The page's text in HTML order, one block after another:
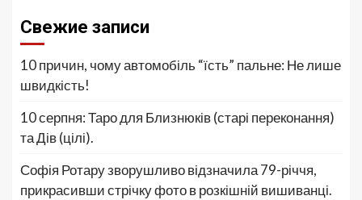
Свежие записи
10 причин, чому автомобіль “їсть” пальне: Не лише
швидкість!
10 серпня: Таро для Близнюків (старі переконання)
та Дів (цілі).
Софія Ротару зворушливо відзначила 79-річчя,
прикрасивши стрічку фото в розкішній вишиванці.